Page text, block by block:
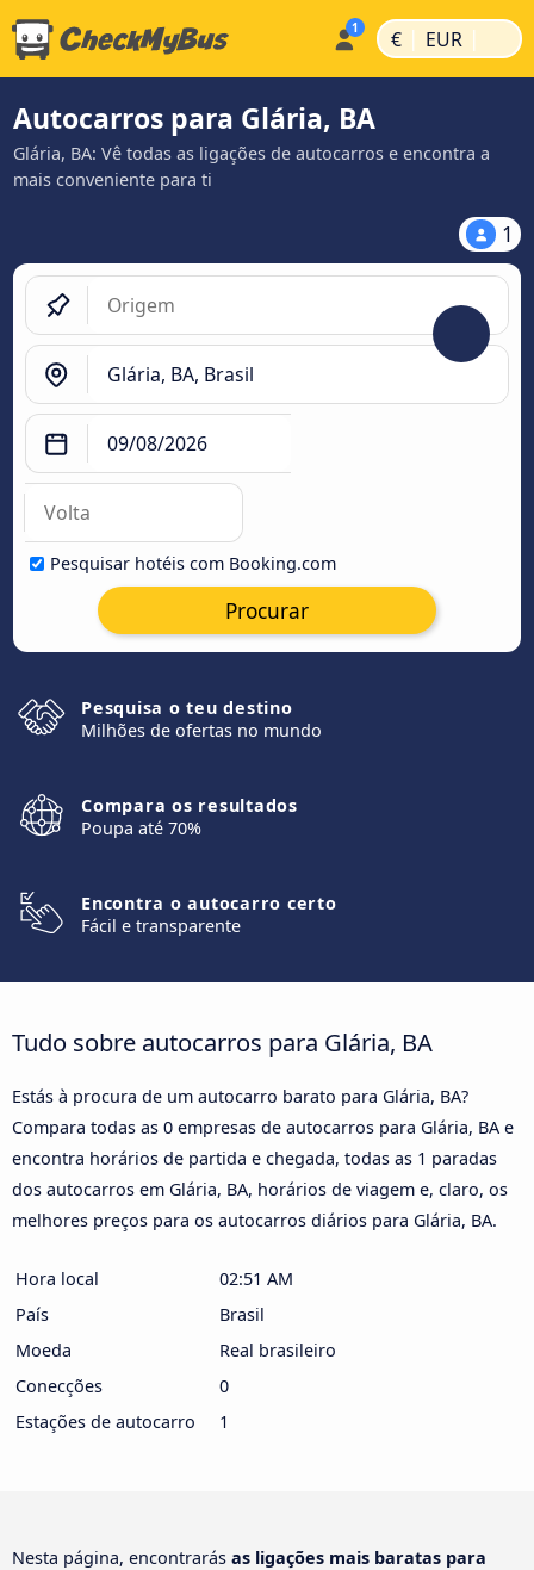
€ | EUR |
Autocarros para Glária, BA
Glária, BA: Vê todas as ligações de autocarros e encontra a
mais conveniente para ti
1
Pesquisar hotéis com Booking.com
Procurar
Pesquisa o teu destino
Milhões de ofertas no mundo
Compara os resultados
Poupa até 70%
Encontra o autocarro certo
Fácil e transparente
Tudo sobre autocarros para Glária, BA
Estás à procura de um autocarro barato para Glária, BA?
Compara todas as 0 empresas de autocarros para Glária, BA e
encontra horários de partida e chegada, todas as 1 paradas
dos autocarros em Glária, BA, horários de viagem e, claro, os
melhores preços para os autocarros diários para Glária, BA.
Hora local
02:51 AM
País
Brasil
Moeda
Real brasileiro
Conecções
0
Estações de autocarro
1
Nesta página, encontrarás as ligações mais baratas para